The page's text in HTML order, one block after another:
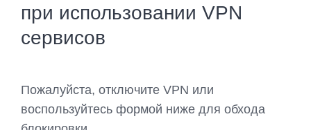
при использовании VPN
сервисов
Пожалуйста, отключите VPN или
воспользуйтесь формой ниже для обхода